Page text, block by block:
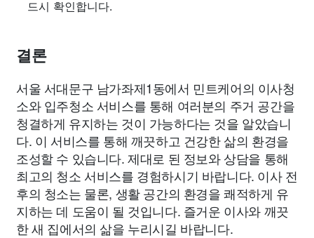
드시 확인합니다.
결론
서울 서대문구 남가좌제1동에서 민트케어의 이사청
소와 입주청소 서비스를 통해 여러분의 주거 공간을
청결하게 유지하는 것이 가능하다는 것을 알았습니
다. 이 서비스를 통해 깨끗하고 건강한 삶의 환경을
조성할 수 있습니다. 제대로 된 정보와 상담을 통해
최고의 청소 서비스를 경험하시기 바랍니다. 이사 전
후의 청소는 물론, 생활 공간의 환경을 쾌적하게 유
지하는 데 도움이 될 것입니다. 즐거운 이사와 깨끗
한 새 집에서의 삶을 누리시길 바랍니다.